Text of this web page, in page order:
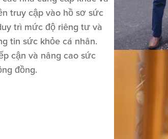
truy cập vào hồ sơ sức
trì mức độ riêng tư và
tin sức khỏe cá nhân.
cận và nâng cao sức
đồng.